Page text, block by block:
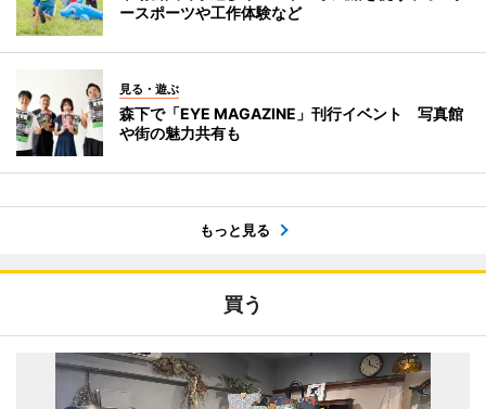
ースポーツや工作体験など
見る・遊ぶ
森下で「EYE MAGAZINE」刊行イベント 写真館
や街の魅力共有も
もっと見る
買う